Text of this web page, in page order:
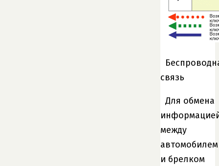
связь
Для обмена
между
автомобилем
и брелком